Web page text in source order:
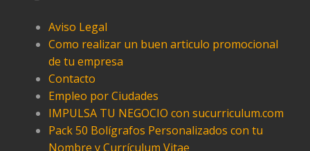
Aviso Legal
Como realizar un buen articulo promocional
de tu empresa
Contacto
Empleo por Ciudades
IMPULSA TU NEGOCIO con sucurriculum.com
Pack 50 Bolígrafos Personalizados con tu
Nombre y Currículum Vitae